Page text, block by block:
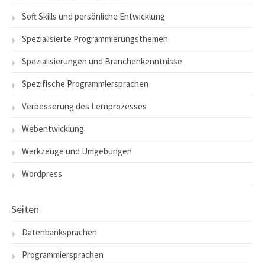
Soft Skills und persönliche Entwicklung
Spezialisierte Programmierungsthemen
Spezialisierungen und Branchenkenntnisse
Spezifische Programmiersprachen
Verbesserung des Lernprozesses
Webentwicklung
Werkzeuge und Umgebungen
Wordpress
Seiten
Datenbanksprachen
Programmiersprachen